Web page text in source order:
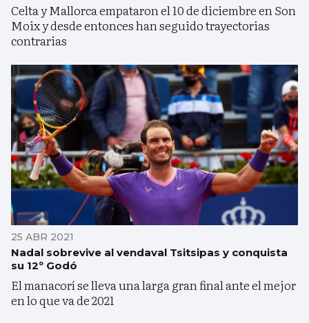
Celta y Mallorca empataron el 10 de diciembre en Son
Moix y desde entonces han seguido trayectorias
contrarias
25 ABR 2021
Nadal sobrevive al vendaval Tsitsipas y conquista
su 12º Godó
El manacorí se lleva una larga gran final ante el mejor
en lo que va de 2021